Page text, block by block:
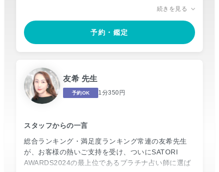
口コミでは「元気をもらえた」「勇気が湧いた」「相
頼を得ているほど。
生み続けています。
本気で進むべき道に迷ったとき、先生の鑑定が、一歩
を踏み出すための確かな道しるべとなることでしょ
続きを見る
予約・鑑定
友希 先生
予約OK 1分350円
スタッフからの一言
総合ランキング・満足度ランキング常連の友希先生
が、お客様の熱いご支持を受け、ついにSATORI
AWARDS2024の最上位であるプラチナ占い師に選ば